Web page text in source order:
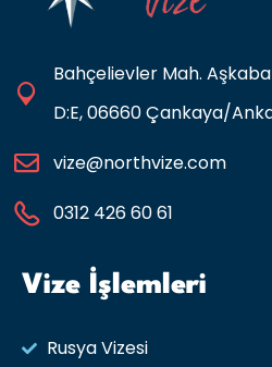
Bahçelievler Mah.
D:E, 06660 Çankaya/
vize@northvize.com
0312 426 60 61
Vize İşlemleri
Rusya Vizesi​